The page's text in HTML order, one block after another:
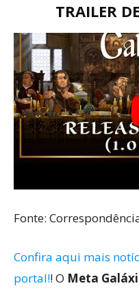
TRAILER
Fonte:
Confira aqui mais
portal!! O Meta